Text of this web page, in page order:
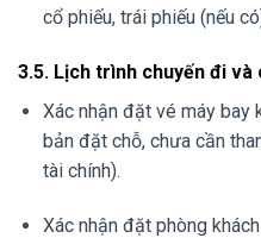
cổ phiếu, trái phiếu (nếu
3.5. Lịch trình chuyến đi
Xác nhận đặt vé máy bay
bản đặt chỗ, chưa cần
tài chính).
Xác nhận đặt phòng